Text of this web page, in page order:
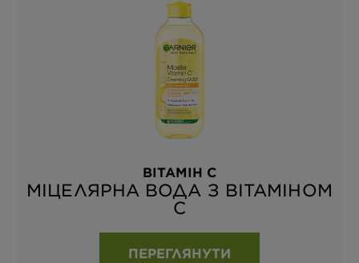
ВІТАМІН С
МІЦЕЛЯРНА ВОДА З ВІТАМІНОМ
С
ПЕРЕГЛЯНУТИ